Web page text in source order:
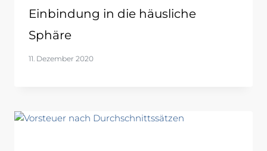
Einbindung in die häusliche
Sphäre
11. Dezember 2020